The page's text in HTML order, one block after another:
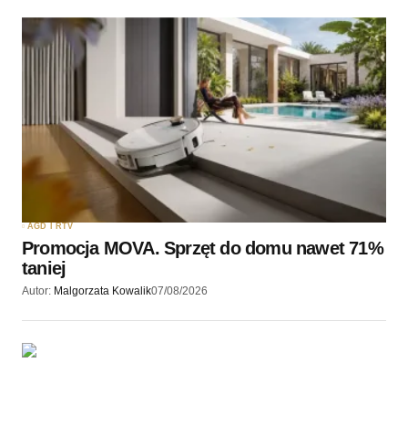
AGD I RTV
Promocja MOVA. Sprzęt do domu nawet 71%
taniej
Autor: Malgorzata Kowalik07/08/2026